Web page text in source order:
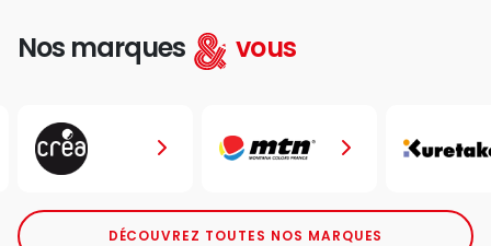
Nos marques vous
DÉCOUVREZ TOUTES NOS MARQUES